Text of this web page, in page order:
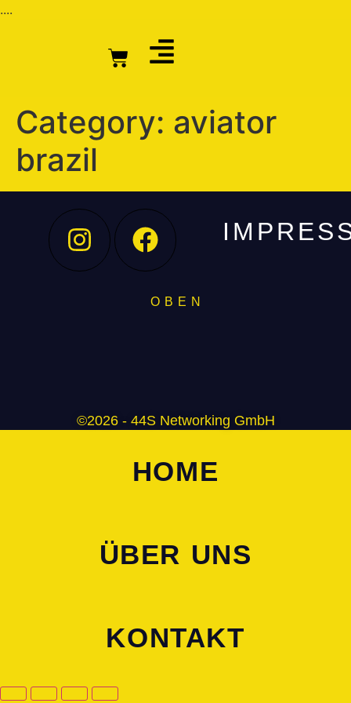
....
Category: aviator
brazil
O B E N
©2026 - 44S Networking GmbH
HOME
ÜBER UNS
KONTAKT